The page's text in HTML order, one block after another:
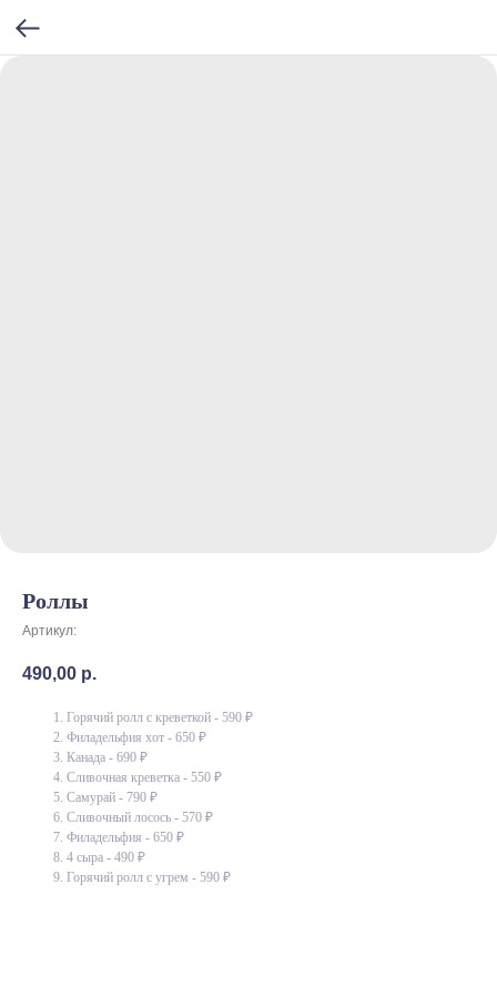
Роллы
Артикул:
490,00 р.
Горячий ролл с креветкой - 590 ₽
Филадельфия хот - 650 ₽
Канада - 690 ₽
Сливочная креветка - 550 ₽
Самурай - 790 ₽
Сливочный лосось - 570 ₽
Филадельфия - 650 ₽
4 сыра - 490 ₽
Горячий ролл с угрем - 590 ₽